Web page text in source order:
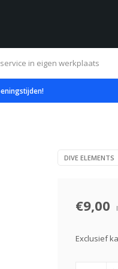
in eigen werkplaats
DIVE ELEMENTS
€9,00
Exclusief